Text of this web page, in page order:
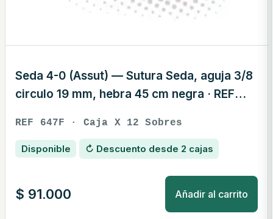
Seda 4-0 (Assut) — Sutura Seda, aguja 3/8
circulo 19 mm, hebra 45 cm negra · REF
REF 647F · Caja X 12 Sobres
Disponible ↻ Descuento desde 2 cajas
$ 91.000 Añadir al carrito